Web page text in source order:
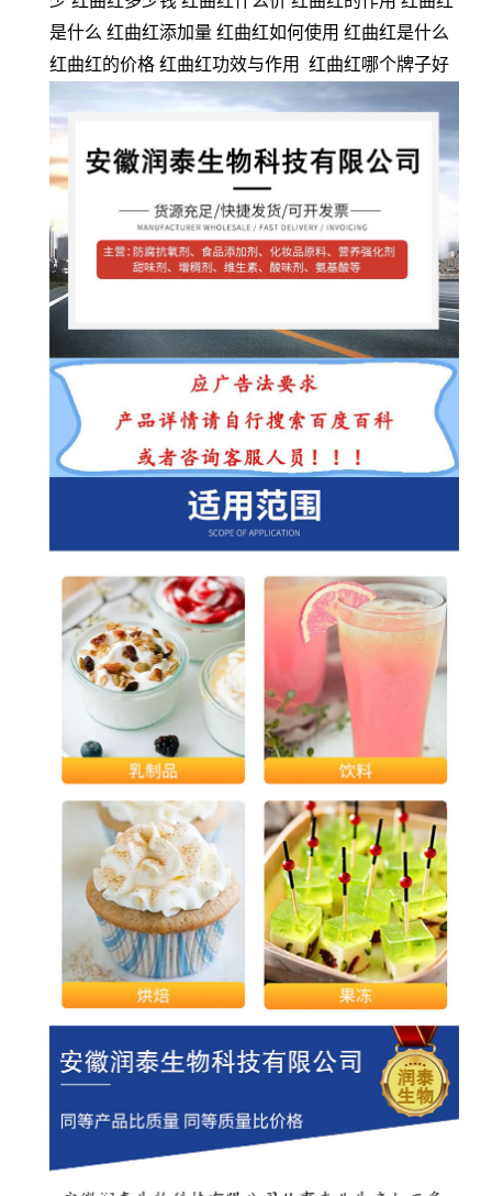
是什么 红曲红添加量 红曲红如何使用 红曲红是什么
红曲红的价格 红曲红功效与作用 红曲红哪个牌子好